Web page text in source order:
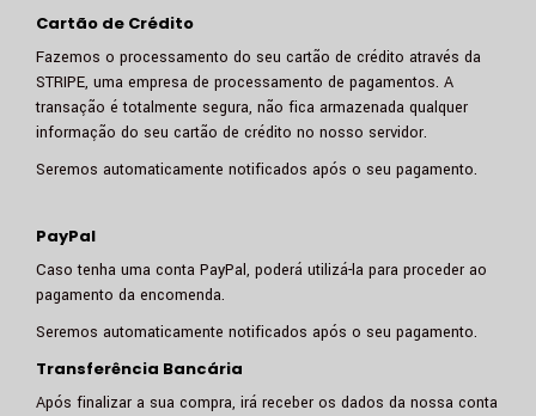
Cartão de Crédito
Fazemos o processamento do seu cartão de crédito através da
STRIPE, uma empresa de processamento de pagamentos. A
transação é totalmente segura, não fica armazenada qualquer
informação do seu cartão de crédito no nosso servidor.
Seremos automaticamente notificados após o seu pagamento.
PayPal
Caso tenha uma conta PayPal, poderá utilizá-la para proceder ao
pagamento da encomenda.
Seremos automaticamente notificados após o seu pagamento.
Transferência Bancária
Após finalizar a sua compra, irá receber os dados da nossa conta